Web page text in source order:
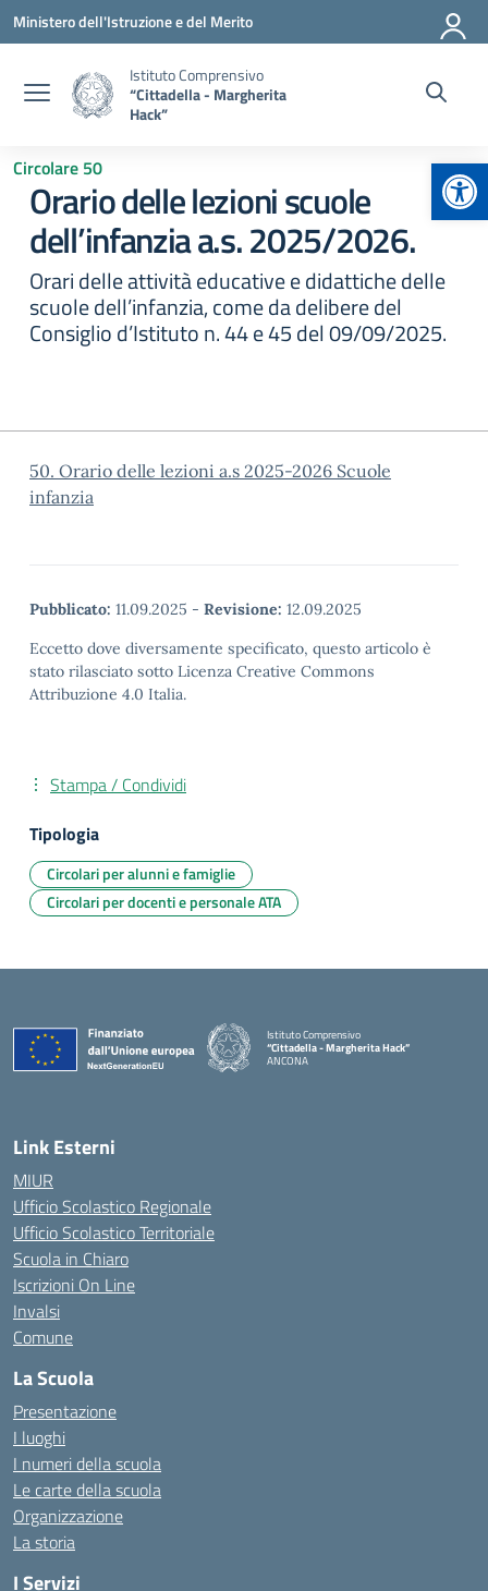
Vai ai contenuti
Vai al menu di navigazione
Vai al footer
Ministero dell'Istruzione e del Merito
Istituto Comprensivo
“Cittadella - Margherita
Hack”
Circolare 50
Orario delle lezioni scuole
dell’infanzia a.s. 2025/2026.
Orari delle attività educative e didattiche delle
scuole dell’infanzia, come da delibere del
Consiglio d’Istituto n. 44 e 45 del 09/09/2025.
50. Orario delle lezioni a.s 2025-2026 Scuole
infanzia
Pubblicato: 11.09.2025 - Revisione: 12.09.2025
Eccetto dove diversamente specificato, questo articolo è
stato rilasciato sotto Licenza Creative Commons
Attribuzione 4.0 Italia.
Stampa / Condividi
Tipologia
Circolari per alunni e famiglie
Circolari per docenti e personale ATA
Istituto Comprensivo
“Cittadella - Margherita Hack”
ANCONA
Link Esterni
MIUR
Ufficio Scolastico Regionale
Ufficio Scolastico Territoriale
Scuola in Chiaro
Iscrizioni On Line
Invalsi
Comune
La Scuola
Presentazione
I luoghi
I numeri della scuola
Le carte della scuola
Organizzazione
La storia
I Servizi